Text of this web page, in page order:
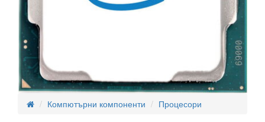
Компютърни компоненти Процесори